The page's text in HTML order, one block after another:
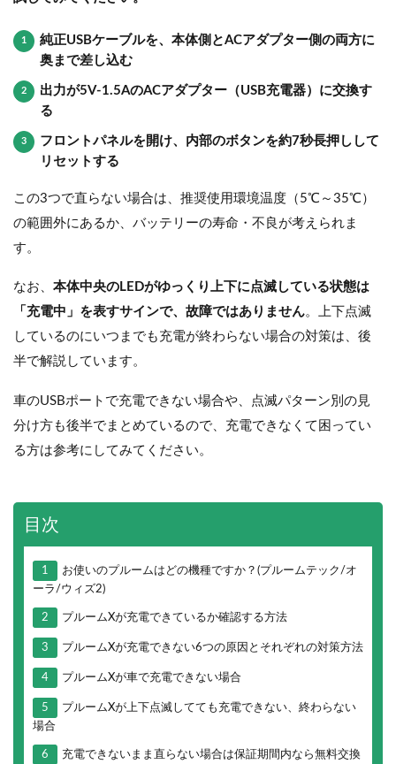
純正USBケーブルを、本体側とACアダプター側の両方に
奥まで差し込む
出力が5V-1.5AのACアダプター（USB充電器）に交換す
る
フロントパネルを開け、内部のボタンを約7秒長押しして
リセットする
この3つで直らない場合は、推奨使用環境温度（5℃～35℃）
の範囲外にあるか、バッテリーの寿命・不良が考えられま
す。
なお、 本体中央のLEDがゆっくり上下に点滅している状態は
「充電中」を表すサインで、故障ではありません。上下点滅
しているのにいつまでも充電が終わらない場合の対策は、後
半で解説しています。
車のUSBポートで充電できない場合や、点滅パターン別の見
分け方も後半でまとめているので、充電できなくて困ってい
る方は参考にしてみてください。
目次
1
お使いのプルームはどの機種ですか？(プルームテック/オ
ーラ/ウィズ2)
2 プルームXが充電できているか確認する方法
3 プルームXが充電できない6つの原因とそれぞれの対策方法
4 プルームXが車で充電できない場合
5
プルームXが上下点滅してても充電できない、終わらない
場合
6
充電できないまま直らない場合は保証期間内なら無料交換